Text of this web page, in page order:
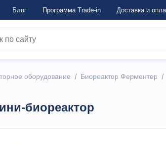
Блог Программа Trade-in Достaвка и
оборудование / Биореактор Ферментер /
биореактор